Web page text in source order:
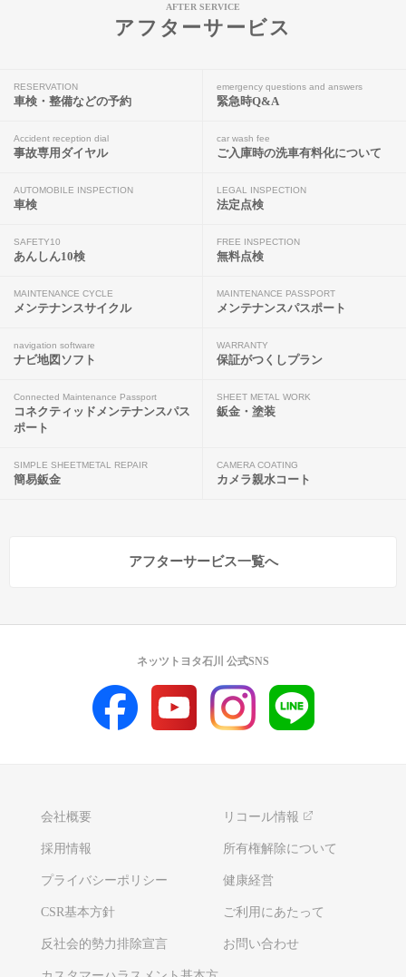
AFTER SERVICE
アフターサービス
RESERVATION
車検・整備などの予約
emergency questions and answers
緊急時Q&A
Accident reception dial
事故専用ダイヤル
car wash fee
ご入庫時の洗車有料化について
AUTOMOBILE INSPECTION
車検
LEGAL INSPECTION
法定点検
SAFETY10
あんしん10検
FREE INSPECTION
無料点検
MAINTENANCE CYCLE
メンテナンスサイクル
MAINTENANCE PASSPORT
メンテナンスパスポート
navigation software
ナビ地図ソフト
WARRANTY
保証がつくしプラン
Connected Maintenance Passport
コネクティッドメンテナンスパス
ポート
SHEET METAL WORK
鈑金・塗装
SIMPLE SHEETMETAL REPAIR
簡易鈑金
CAMERA COATING
カメラ親水コート
アフターサービス一覧へ
会社概要 リコール情報
採用情報 所有権解除について
プライバシーポリシー 健康経営
CSR基本方針 ご利用にあたって
反社会的勢力排除宣言 お問い合わせ
ネッツトヨタ石川 公式SNS